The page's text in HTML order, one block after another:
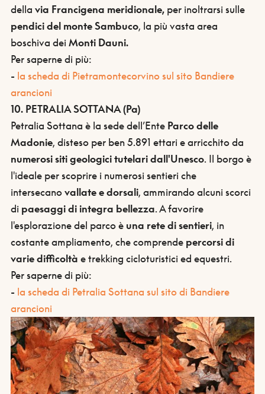
della via Francigena meridionale,per inoltrarsi sulle
pendici del monte Sambuco, la più vasta area
boschiva deiMonti Dauni.
Per saperne di più:
- la scheda di Pietramontecorvino sul sito Bandiere
arancioni
10. PETRALIA SOTTANA (Pa)
Petralia Sottana è la sede dell’Ente Parco delle
Madonie, disteso per ben 5.891 ettari e arricchito da
numerosi siti geologici tutelari dall'Unesco. Il borgo è
l'ideale per scoprire i numerosi sentieri che
intersecanovallate e dorsali, ammirando alcuni scorci
dipaesaggi di integra bellezza. A favorire
l'esplorazione del parco è una rete di sentieri, in
costante ampliamento, che comprende percorsi di
varie difficoltà e trekking cicloturistici ed equestri.
Per saperne di più:
- la scheda di Petralia Sottana sul sito di Bandiere
arancioni